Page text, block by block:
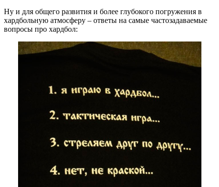
Ну и для общего развития и более глубокого погружения в
хардбольную атмосферу – ответы на самые частозадаваемые
вопросы про хардбол: